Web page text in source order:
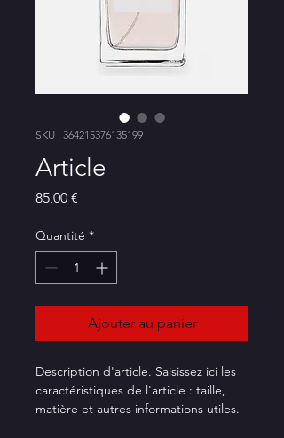
SKU : 364215376135199
Article
85,00 €
Quantité *
Ajouter au panier
Description d'article. Saisissez ici les
caractéristiques de l'article : taille,
matière et autres informations utiles.